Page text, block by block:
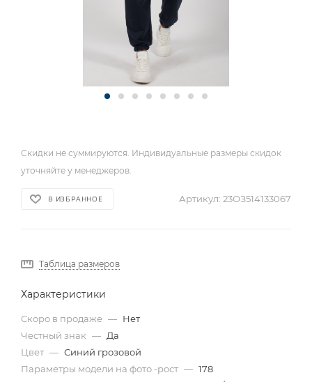
В ИЗБРАННОЕ Артикул: 23ОЗ514133067
Таблица размеров
Характеристики
Скоро в продаже — Нет
Честный знак — Да
Цвет — Синий грозовой
Параметры модели на фото -рост — 178
Скидки не суммируются. Индивидуальные размеры скидок
уточняйте у менеджеров.